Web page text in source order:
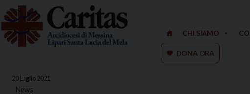
Skip
to
content
CHI SIAMO
DONA ORA
20 Luglio 2021
News